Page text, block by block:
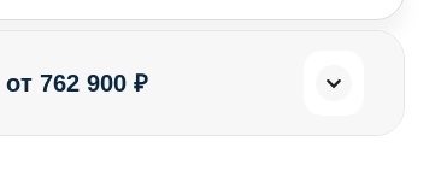
от 762 900 ₽